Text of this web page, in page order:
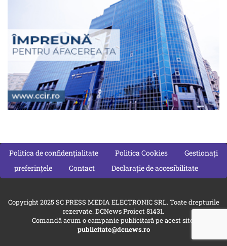
Politica de confidențialitate Politica Cookies
Gestionați
preferințele
Contact Declarație de accesibilitate
Copyright 2025 SC PRESS MEDIA ELECTRONIC SRL. Toate drepturile
rezervate. DCNews Proiect 81431.
Comandă acum o campanie publicitară pe acest site:
publicitate@dcnews.ro